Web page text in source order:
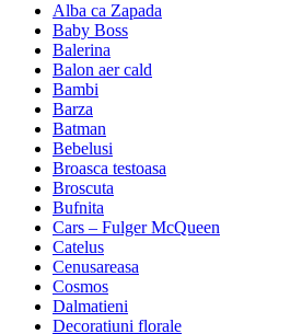
Alba ca Zapada
Baby Boss
Balerina
Balon aer cald
Bambi
Barza
Batman
Bebelusi
Broasca testoasa
Broscuta
Bufnita
Cars – Fulger McQueen
Catelus
Cenusareasa
Cosmos
Dalmatieni
Decoratiuni florale